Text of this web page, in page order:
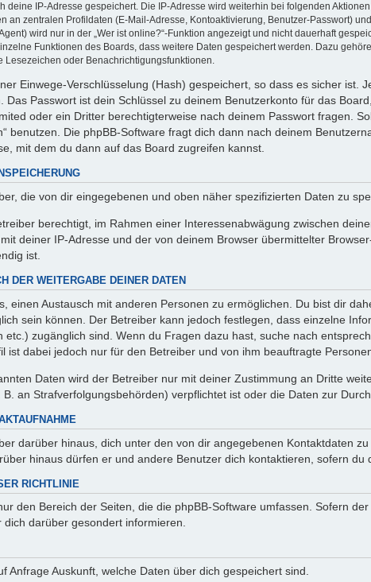
deine IP-Adresse gespeichert. Die IP-Adresse wird weiterhin bei folgenden
an zentralen Profildaten (E-Mail-Adresse, Kontoaktivierung, Benutzer-Passwort)
wird nur in der „Wer ist online?“-Funktion angezeigt und nicht dauerhaft
Funktionen des Boards, dass weitere Daten gespeichert werden. Dazu
Lesezeichen oder Benachrichtigungsfunktionen.
Einwege-Verschlüsselung (Hash) gespeichert, so dass es sicher ist.
Das Passwort ist dein Schlüssel zu deinem Benutzerkonto für das
oder ein Dritter berechtigterweise nach deinem Passwort fragen.
benutzen. Die phpBB-Software fragt dich dann nach deinem
mit dem du dann auf das Board zugreifen kannst.
die von dir eingegebenen und oben näher spezifizierten Daten zu
berechtigt, im Rahmen einer Interessenabwägung zwischen
deiner IP-Adresse und der von deinem Browser übermittelter
ist.
DER WEITERGABE DEINER DATEN
einen Austausch mit anderen Personen zu ermöglichen. Du bist dir
sein können. Der Betreiber kann jedoch festlegen, dass einzelne
etc.) zugänglich sind. Wenn du Fragen dazu hast, suche nach
ist dabei jedoch nur für den Betreiber und von ihm beauftragte
Daten wird der Betreiber nur mit deiner Zustimmung an Dritte
an Strafverfolgungsbehörden) verpflichtet ist oder die Daten zur
darüber hinaus, dich unter den von dir angegebenen Kontaktdaten
hinaus dürfen er und andere Benutzer dich kontaktieren, sofern du
RICHTLINIE
den Bereich der Seiten, die die phpBB-Software umfassen. Sofern
dich darüber gesondert informieren.
Anfrage Auskunft, welche Daten über dich gespeichert sind.